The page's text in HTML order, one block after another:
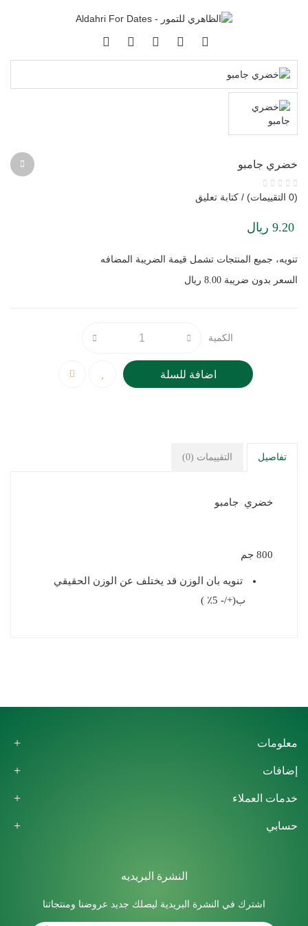
خضري جامبو
(0 التقييمات) / كتابة تعليق
9.20 ريال
تنويه، جميع المنتجات تشمل قيمة الضريبة المضافه
السعر بدون ضريبة 8.00 ريال
الكمية
اضافة للسلة
تفاصيل التقييمات (0)
خضري جامبو
800 جم
تنويه بان الوزن قد يختلف عن الوزن الحقيقي
ب(+/- 5٪ )‎
معلومات
إضافات
خدمات العملاء
حسابي
النشرة البريديه
اشترك في النشرة البريدية ليصلك جديد عروضنا ومنتجاتنا